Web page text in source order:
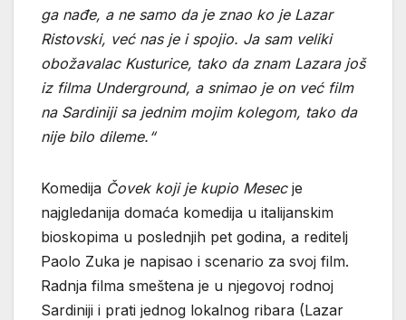
ga nađe, a ne samo da je znao ko je Lazar
Ristovski, već nas je i spojio. Ja sam veliki
obožavalac Kusturice, tako da znam Lazara još
iz filma Underground, a snimao je on već film
na Sardiniji sa jednim mojim kolegom, tako da
nije bilo dileme.“
Komedija Čovek koji je kupio Mesecje
najgledanija domaća komedija u italijanskim
bioskopima u poslednjih pet godina, a reditelj
Paolo Zuka je napisao i scenario za svoj film.
Radnja filma smeštena je u njegovoj rodnoj
Sardiniji i prati jednog lokalnog ribara (Lazar